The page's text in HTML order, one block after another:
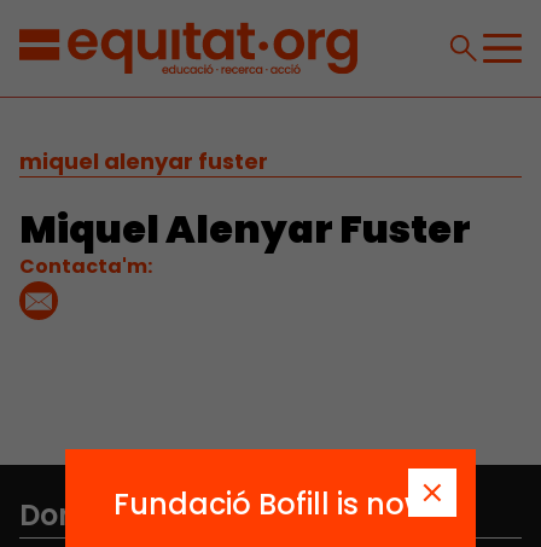
miquel alenyar fuster
Miquel Alenyar Fuster
Contacta'm:
Don't miss anything.
Fundació Bofill is now